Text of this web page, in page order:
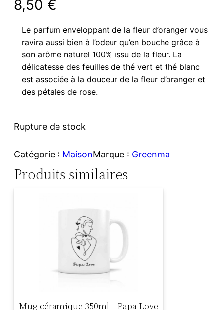
8,50 €
Le parfum enveloppant de la fleur d’oranger vous
ravira aussi bien à l’odeur qu’en bouche grâce à
son arôme naturel 100% issu de la fleur. La
délicatesse des feuilles de thé vert et thé blanc
est associée à la douceur de la fleur d’oranger et
des pétales de rose.
Rupture de stock
Catégorie : MaisonMarque : Greenma
Produits similaires
Mug céramique 350ml – Papa Love